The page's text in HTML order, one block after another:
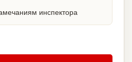
инспектора